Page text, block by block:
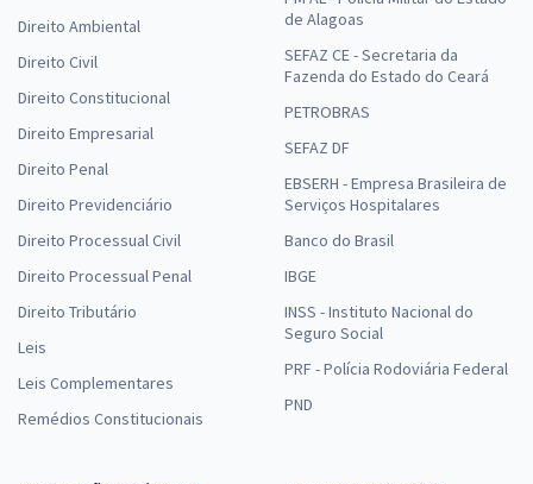
Direito Ambiental
Direito Civil
Direito Constitucional
Direito Empresarial
Direito Penal
Direito Previdenciário
Direito Processual Civil
Direito Processual Penal
Direito Tributário
Leis
Leis Complementares
Remédios Constitucionais
de Alagoas
SEFAZ CE - Secretaria da
Fazenda do Estado do Ceará
PETROBRAS
SEFAZ DF
EBSERH - Empresa Brasileira de
Serviços Hospitalares
Banco do Brasil
IBGE
INSS - Instituto Nacional do
Seguro Social
PRF - Polícia Rodoviária Federal
PND